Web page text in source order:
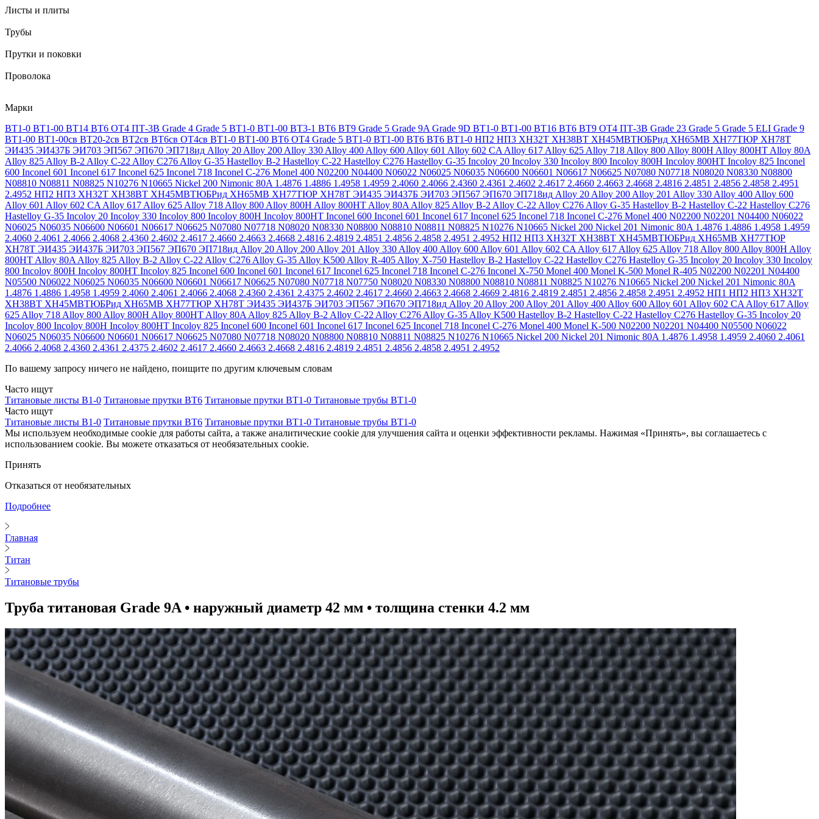
Листы и плиты
Трубы
Прутки и поковки
Проволока
Марки
ВТ1-0 ВТ1-00 ВТ14 ВТ6 ОТ4 ПТ-3В Grade 4 Grade 5 ВТ1-0 ВТ1-00 ВТ3-1 ВТ6 ВТ9 Grade 5 Grade 9A Grade 9D ВТ1-0 ВТ1-00 ВТ16 ВТ6 ВТ9 ОТ4 ПТ-3В Grade 23 Grade 5 Grade 5 ELI Grade 9
ВТ1-00 ВТ1-00св ВТ20-2св ВТ2св ВТ6св ОТ4св ВТ1-0 ВТ1-00 ВТ6 ОТ4 Grade 5 ВТ1-0 ВТ1-00 ВТ6 ВТ6 ВТ1-0 НП2 НП3 ХН32Т ХН38ВТ ХН45МВТЮБРид ХН65МВ ХН77ТЮР ХН78Т
ЭИ435 ЭИ437Б ЭИ703 ЭП567 ЭП670 ЭП718ид Alloy 20 Alloy 200 Alloy 330 Alloy 400 Alloy 600 Alloy 601 Alloy 602 CA Alloy 617 Alloy 625 Alloy 718 Alloy 800 Alloy 800H Alloy 800HT Alloy 80A
Alloy 825 Alloy B-2 Alloy C-22 Alloy C276 Alloy G-35 Hastelloy B-2 Hastelloy C-22 Hastelloy C276 Hastelloy G-35 Incoloy 20 Incoloy 330 Incoloy 800 Incoloy 800H Incoloy 800HT Incoloy 825 Inconel
600 Inconel 601 Inconel 617 Inconel 625 Inconel 718 Inconel C-276 Monel 400 N02200 N04400 N06022 N06025 N06035 N06600 N06601 N06617 N06625 N07080 N07718 N08020 N08330 N08800
N08810 N08811 N08825 N10276 N10665 Nickel 200 Nimonic 80A 1.4876 1.4886 1.4958 1.4959 2.4060 2.4066 2.4360 2.4361 2.4602 2.4617 2.4660 2.4663 2.4668 2.4816 2.4851 2.4856 2.4858 2.4951
2.4952 НП2 НП3 ХН32Т ХН38ВТ ХН45МВТЮБРид ХН65МВ ХН77ТЮР ХН78Т ЭИ435 ЭИ437Б ЭИ703 ЭП567 ЭП670 ЭП718ид Alloy 20 Alloy 200 Alloy 201 Alloy 330 Alloy 400 Alloy 600
Alloy 601 Alloy 602 CA Alloy 617 Alloy 625 Alloy 718 Alloy 800 Alloy 800H Alloy 800HT Alloy 80A Alloy 825 Alloy B-2 Alloy C-22 Alloy C276 Alloy G-35 Hastelloy B-2 Hastelloy C-22 Hastelloy C276
Hastelloy G-35 Incoloy 20 Incoloy 330 Incoloy 800 Incoloy 800H Incoloy 800HT Inconel 600 Inconel 601 Inconel 617 Inconel 625 Inconel 718 Inconel C-276 Monel 400 N02200 N02201 N04400 N06022
N06025 N06035 N06600 N06601 N06617 N06625 N07080 N07718 N08020 N08330 N08800 N08810 N08811 N08825 N10276 N10665 Nickel 200 Nickel 201 Nimonic 80A 1.4876 1.4886 1.4958 1.4959
2.4060 2.4061 2.4066 2.4068 2.4360 2.4602 2.4617 2.4660 2.4663 2.4668 2.4816 2.4819 2.4851 2.4856 2.4858 2.4951 2.4952 НП2 НП3 ХН32Т ХН38ВТ ХН45МВТЮБРид ХН65МВ ХН77ТЮР
ХН78Т ЭИ435 ЭИ437Б ЭИ703 ЭП567 ЭП670 ЭП718ид Alloy 20 Alloy 200 Alloy 201 Alloy 330 Alloy 400 Alloy 600 Alloy 601 Alloy 602 CA Alloy 617 Alloy 625 Alloy 718 Alloy 800 Alloy 800H Alloy
800HT Alloy 80A Alloy 825 Alloy B-2 Alloy C-22 Alloy C276 Alloy G-35 Alloy K500 Alloy R-405 Alloy X-750 Hastelloy B-2 Hastelloy C-22 Hastelloy C276 Hastelloy G-35 Incoloy 20 Incoloy 330 Incoloy
800 Incoloy 800H Incoloy 800HT Incoloy 825 Inconel 600 Inconel 601 Inconel 617 Inconel 625 Inconel 718 Inconel C-276 Inconel X-750 Monel 400 Monel K-500 Monel R-405 N02200 N02201 N04400
N05500 N06022 N06025 N06035 N06600 N06601 N06617 N06625 N07080 N07718 N07750 N08020 N08330 N08800 N08810 N08811 N08825 N10276 N10665 Nickel 200 Nickel 201 Nimonic 80A
1.4876 1.4886 1.4958 1.4959 2.4060 2.4061 2.4066 2.4068 2.4360 2.4361 2.4375 2.4602 2.4617 2.4660 2.4663 2.4668 2.4669 2.4816 2.4819 2.4851 2.4856 2.4858 2.4951 2.4952 НП1 НП2 НП3 ХН32Т
ХН38ВТ ХН45МВТЮБРид ХН65МВ ХН77ТЮР ХН78Т ЭИ435 ЭИ437Б ЭИ703 ЭП567 ЭП670 ЭП718ид Alloy 20 Alloy 200 Alloy 201 Alloy 400 Alloy 600 Alloy 601 Alloy 602 CA Alloy 617 Alloy
625 Alloy 718 Alloy 800 Alloy 800H Alloy 800HT Alloy 80A Alloy 825 Alloy B-2 Alloy C-22 Alloy C276 Alloy G-35 Alloy K500 Hastelloy B-2 Hastelloy C-22 Hastelloy C276 Hastelloy G-35 Incoloy 20
Incoloy 800 Incoloy 800H Incoloy 800HT Incoloy 825 Inconel 600 Inconel 601 Inconel 617 Inconel 625 Inconel 718 Inconel C-276 Monel 400 Monel K-500 N02200 N02201 N04400 N05500 N06022
N06025 N06035 N06600 N06601 N06617 N06625 N07080 N07718 N08020 N08800 N08810 N08811 N08825 N10276 N10665 Nickel 200 Nickel 201 Nimonic 80A 1.4876 1.4958 1.4959 2.4060 2.4061
2.4066 2.4068 2.4360 2.4361 2.4375 2.4602 2.4617 2.4660 2.4663 2.4668 2.4816 2.4819 2.4851 2.4856 2.4858 2.4951 2.4952
По вашему запросу ничего не найдено, поищите по другим ключевым словам
Часто ищут
Титановые листы В1-0 Титановые прутки ВТ6 Титановые прутки ВТ1-0 Титановые трубы ВТ1-0
Часто ищут
Титановые листы В1-0 Титановые прутки ВТ6 Титановые прутки ВТ1-0 Титановые трубы ВТ1-0
Мы используем необходимые cookie для работы сайта, а также аналитические cookie для улучшения сайта и оценки эффективности рекламы. Нажимая «Принять», вы соглашаетесь с
использованием cookie. Вы можете отказаться от необязательных cookie.
Принять
Отказаться от необязательных
Подробнее
Главная
Титан
Титановые трубы
Труба титановая Grade 9A • наружный диаметр 42 мм • толщина стенки 4.2 мм